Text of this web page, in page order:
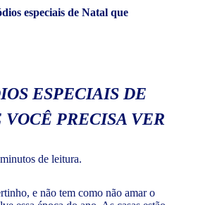
especiais de Natal que
ESPECIAIS DE
VOCÊ PRECISA VER
de leitura.
e não tem como não amar o